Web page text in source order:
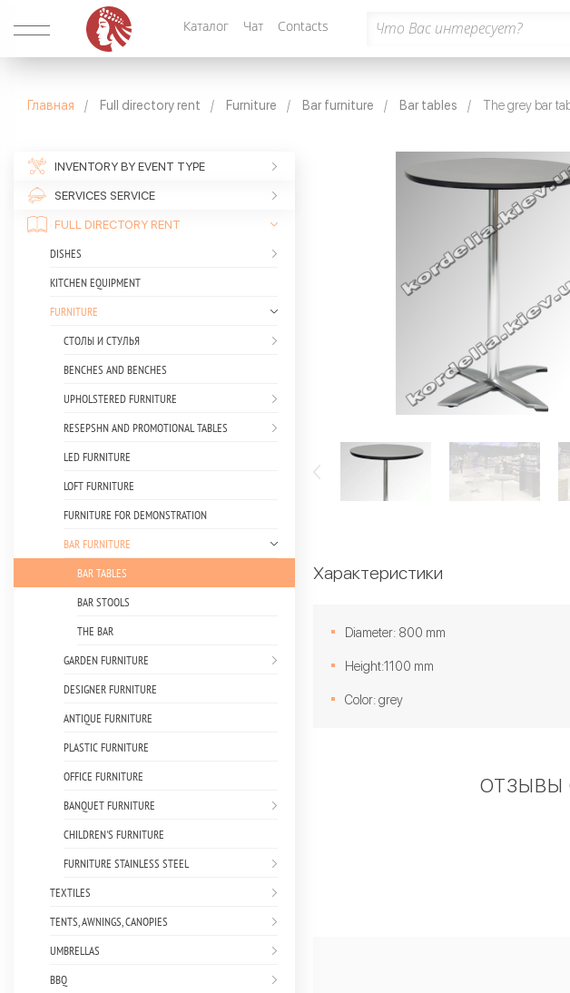
Каталог Чат Contacts
Главная Full directory rent Furniture Bar furniture Bar tables The grey bar
INVENTORY BY EVENT TYPE
SERVICES SERVICE
FULL DIRECTORY RENT
DISHES
KITCHEN EQUIPMENT
FURNITURE
СТОЛЫ И СТУЛЬЯ
BENCHES AND BENCHES
UPHOLSTERED FURNITURE
RESEPSHN AND PROMOTIONAL TABLES
LED FURNITURE
LOFT FURNITURE
FURNITURE FOR DEMONSTRATION
BAR FURNITURE
BAR TABLES
BAR STOOLS
THE BAR
GARDEN FURNITURE
DESIGNER FURNITURE
ANTIQUE FURNITURE
PLASTIC FURNITURE
OFFICE FURNITURE
BANQUET FURNITURE
CHILDREN'S FURNITURE
FURNITURE STAINLESS STEEL
TEXTILES
TENTS, AWNINGS, CANOPIES
UMBRELLAS
BBQ
Характеристики
Diameter: 800 mm
Height:1100 mm
Color: grey
ОТЗЫВЫ